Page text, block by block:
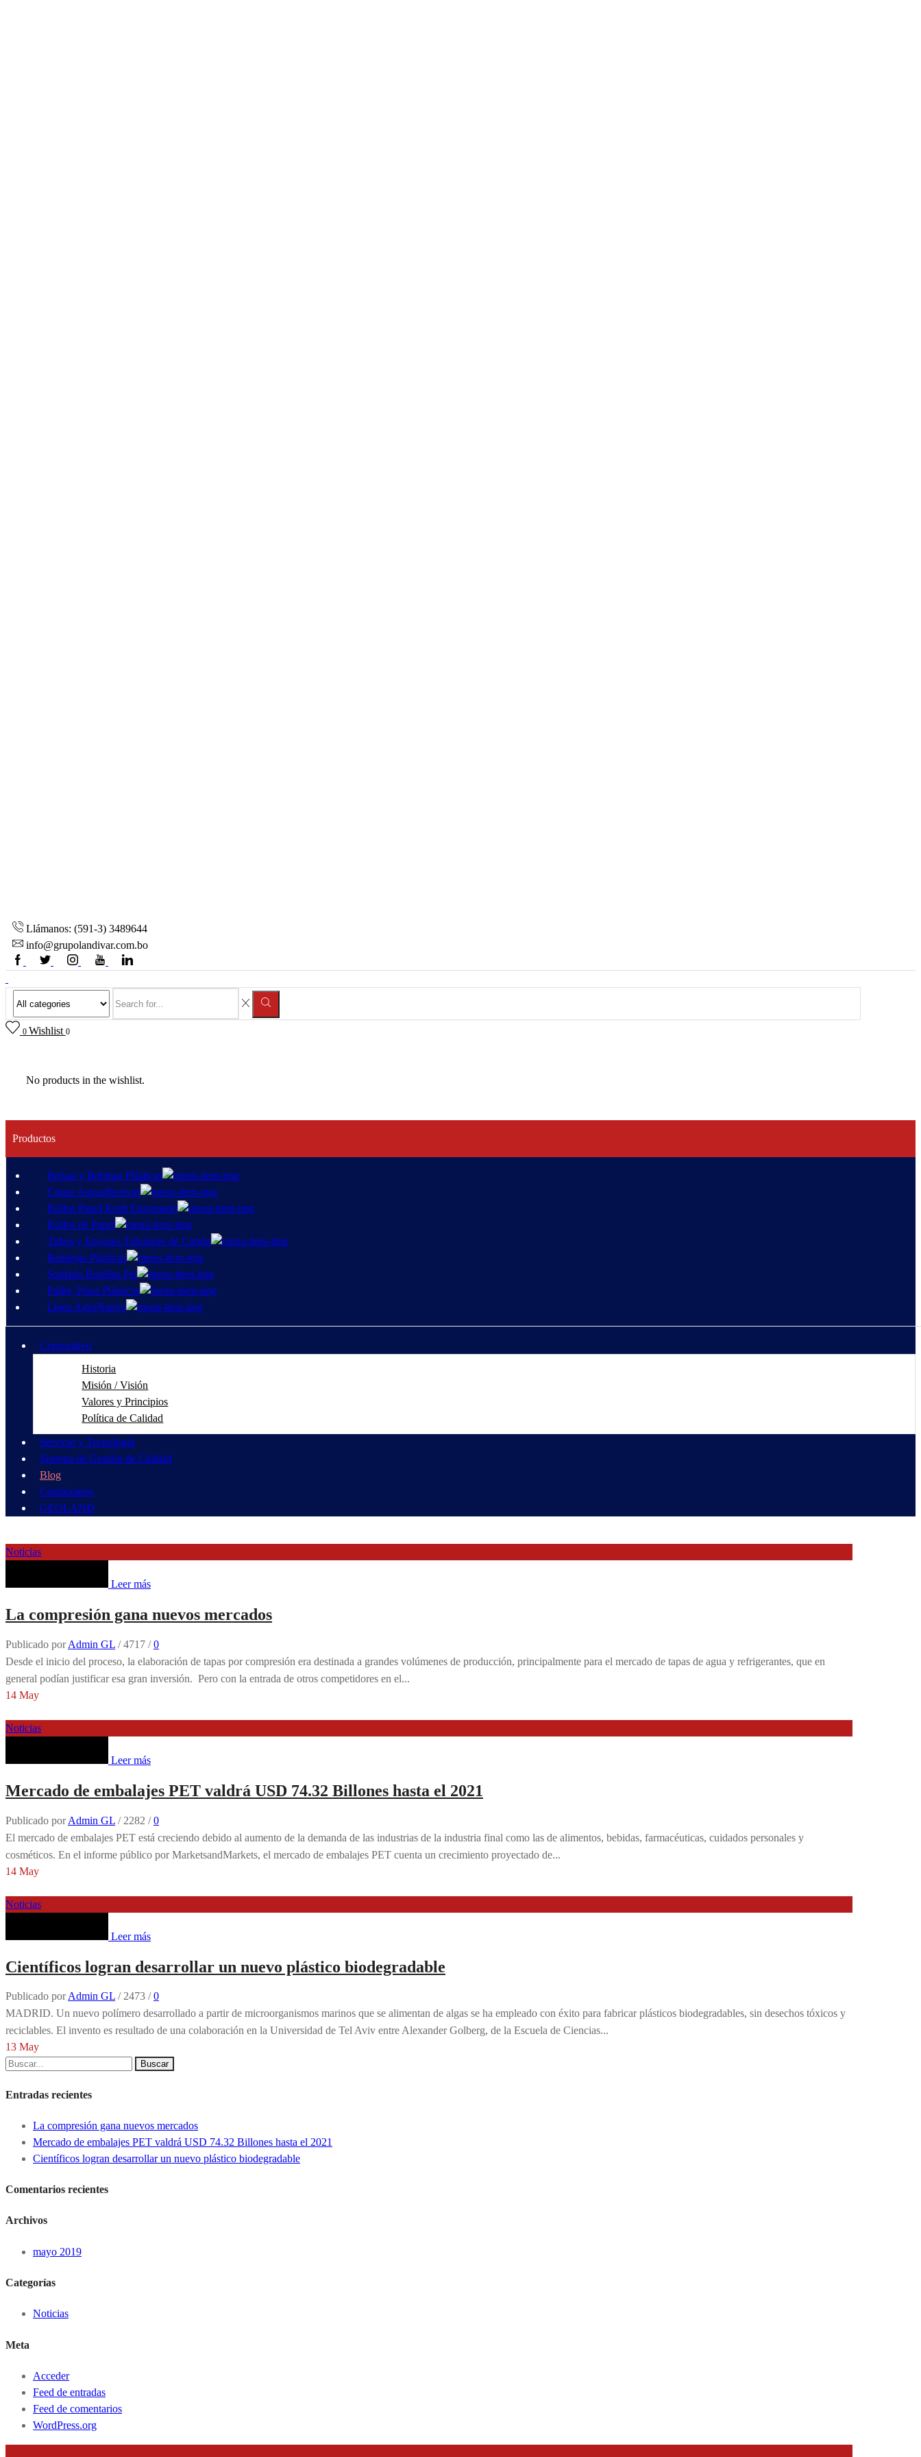
Llámanos: (591-3) 3489644
info@grupolandivar.com.bo
0 Wishlist 0
No products in the wishlist.
Productos
Bolsas y Bobinas Plásticas
Cintas Autoadhesivas
Rollos Papel Kraft Engomado
Rollos de Papel
Tubos y Envases Tubulares de Cartón
Bandejas Plásticas
Soplado Botellas Pet
Pallet, Pisos Plásticos
Línea AgroNuevo
Corporativo
Historia
Misión / Visión
Valores y Principios
Política de Calidad
Servicio y Tecnología
Sistema de Gestión de Calidad
Blog
Contáctanos
GEOLAND
Noticias
Leer más
La compresión gana nuevos mercados
Publicado porAdmin GL / 4717 / 0
Desde el inicio del proceso, la elaboración de tapas por compresión era destinada a grandes volúmenes de producción, principalmente para el mercado de tapas de agua y refrigerantes, que en
general podían justificar esa gran inversión. Pero con la entrada de otros competidores en el...
14 May
Noticias
Leer más
Mercado de embalajes PET valdrá USD 74.32 Billones hasta el 2021
Publicado porAdmin GL / 2282 / 0
El mercado de embalajes PET está creciendo debido al aumento de la demanda de las industrias de la industria final como las de alimentos, bebidas, farmacéuticas, cuidados personales y
cosméticos. En el informe público por MarketsandMarkets, el mercado de embalajes PET cuenta un crecimiento proyectado de...
14 May
Noticias
Leer más
Científicos logran desarrollar un nuevo plástico biodegradable
Publicado porAdmin GL / 2473 / 0
MADRID. Un nuevo polímero desarrollado a partir de microorganismos marinos que se alimentan de algas se ha empleado con éxito para fabricar plásticos biodegradables, sin desechos tóxicos y
reciclables. El invento es resultado de una colaboración en la Universidad de Tel Aviv entre Alexander Golberg, de la Escuela de Ciencias...
13 May
Buscar
Entradas recientes
La compresión gana nuevos mercados
Mercado de embalajes PET valdrá USD 74.32 Billones hasta el 2021
Científicos logran desarrollar un nuevo plástico biodegradable
Comentarios recientes
Archivos
mayo 2019
Categorías
Noticias
Meta
Acceder
Feed de entradas
Feed de comentarios
WordPress.org